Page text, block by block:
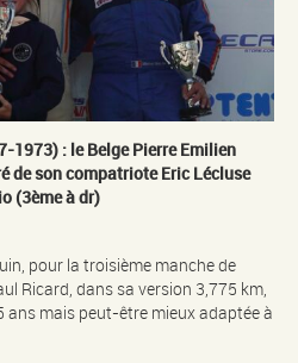
1973) : le Belge Pierre Emilien
de son compatriote Eric Lécluse
(3ème à dr)
pour la troisième manche de
Ricard, dans sa version 3,775 km,
ans mais peut-être mieux adaptée à